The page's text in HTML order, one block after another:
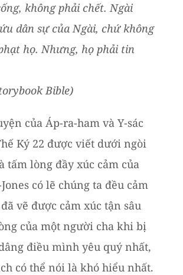
không phải chết. Ngài
dân sự của Ngài, chứ không
họ. Nhưng, họ phải tin
Bible)
của Áp-ra-ham và Y-sác
Ký 22 được viết dưới ngòi
tấm lòng đầy xúc cảm của
có lẽ chúng ta đều cảm
vẽ được cảm xúc tận sâu
của một người cha khi bị
điều mình yêu quý nhất,
có thể nói là khó hiểu nhất.